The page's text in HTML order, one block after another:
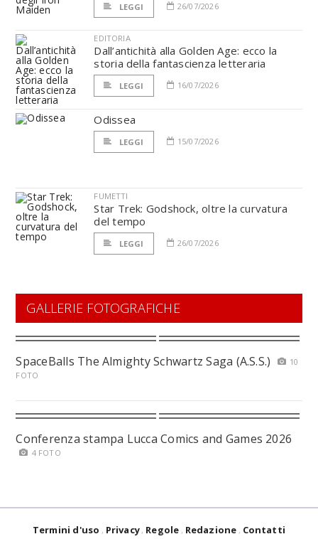
LEGGI 26/07/2026
EDITORIA
Dall’antichità alla Golden Age: ecco la
storia della fantascienza letteraria
LEGGI 16/07/2026
Odissea
LEGGI 15/07/2026
FUMETTI
Star Trek: Godshock, oltre la curvatura
del tempo
LEGGI 26/07/2026
GALLERIE FOTOGRAFICHE
SpaceBalls The Almighty Schwartz Saga (A.S.S.)
10
FOTO
Conferenza stampa Lucca Comics and Games 2026
4 FOTO
Termini d'uso Privacy Regole Redazione Contatti